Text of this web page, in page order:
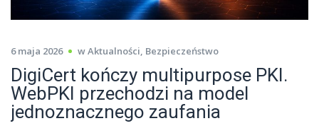
6 maja 2026 wAktualności Bezpieczeństwo
DigiCert kończy multipurpose PKI.
WebPKI przechodzi na model
jednoznacznego zaufania